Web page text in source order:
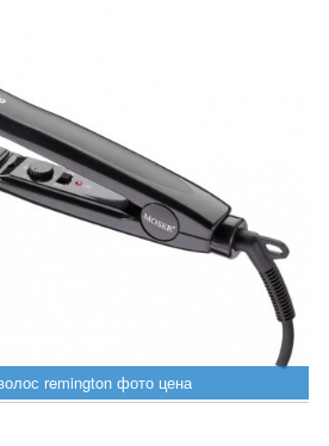
remington фото цена